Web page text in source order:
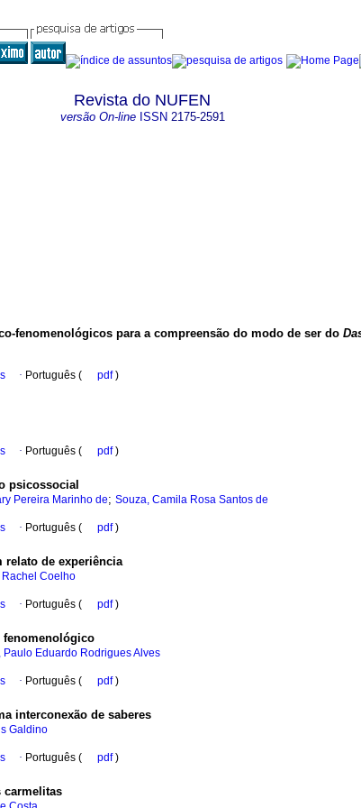
Revista do NUFEN
versão On-lineISSN 2175-2591
fenomenológicos para a compreensão do modo de ser do
· Português ( pdf)
· Português ( pdf)
psicossocial
Pereira Marinho de; Souza, Camila Rosa Santos de
· Português ( pdf)
relato de experiência
Rachel Coelho
· Português ( pdf)
fenomenológico
Paulo Eduardo Rodrigues Alves
· Português ( pdf)
interconexão de saberes
Galdino
· Português ( pdf)
carmelitas